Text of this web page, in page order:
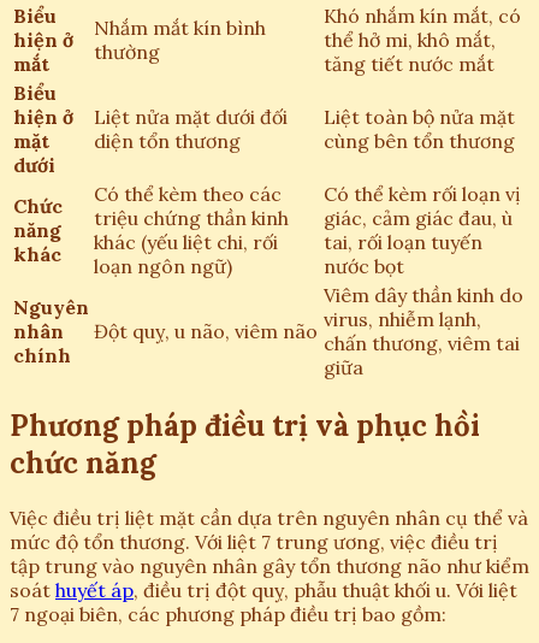
Biểu
hiện ở
mắt
Nhắm mắt kín bình
thường
Khó nhắm kín mắt, có
thể hở mi, khô mắt,
tăng tiết nước mắt
Biểu
hiện ở
mặt
dưới
Liệt nửa mặt dưới đối
diện tổn thương
Liệt toàn bộ nửa mặt
cùng bên tổn thương
Chức
năng
khác
Có thể kèm theo các
triệu chứng thần kinh
khác (yếu liệt chi, rối
loạn ngôn ngữ)
Có thể kèm rối loạn vị
giác, cảm giác đau, ù
tai, rối loạn tuyến
nước bọt
Nguyên
nhân
chính
Đột quỵ, u não, viêm não
Viêm dây thần kinh do
virus, nhiễm lạnh,
chấn thương, viêm tai
giữa
Phương pháp điều trị và phục hồi
chức năng
Việc điều trị liệt mặt cần dựa trên nguyên nhân cụ thể và
mức độ tổn thương. Với liệt 7 trung ương, việc điều trị
tập trung vào nguyên nhân gây tổn thương não như kiểm
soát huyết áp, điều trị đột quỵ, phẫu thuật khối u. Với liệt
7 ngoại biên, các phương pháp điều trị bao gồm: